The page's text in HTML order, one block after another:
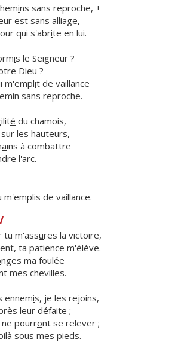
ins sans reproche, +
ur est sans alliage,
qui s'abrite en lui.
is le Seigneur ?
Dieu ?
m'emplit de vaillance
in sans reproche.
é du chamois,
les hauteurs,
ains à combattre
l'arc.
de vaillance.
tu m'assures la victoire,
ta patience m'élève.
nges ma foulée
mes chevilles.
ennemis, je les rejoins,
ès leur défaite ;
ne pourront se relever ;
à sous mes pieds.